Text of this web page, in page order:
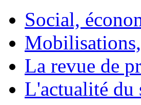
Social,
La revue de
L'actualité du